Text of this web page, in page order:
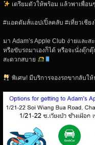
เตรียมตัวให้พร้อม แล้วพาเพื่อ
#แอดดัมส์แอปเปิ้ลคลับ #เที่ยวเชีย
มา Adam’s Apple Club ง่ายและส
หรือขับรถมาเองก็ได้ หรือจะนั่งตุ๊ก
สะดวกสบาย
พิเศษ! มีบริการจองรถขากลับใ